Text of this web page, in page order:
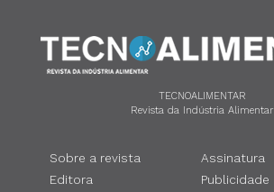
TECNOALIMENTAR
Revista da Indústria Alimentar
Sobre a revista
Editora
Assinatura
Publicidade